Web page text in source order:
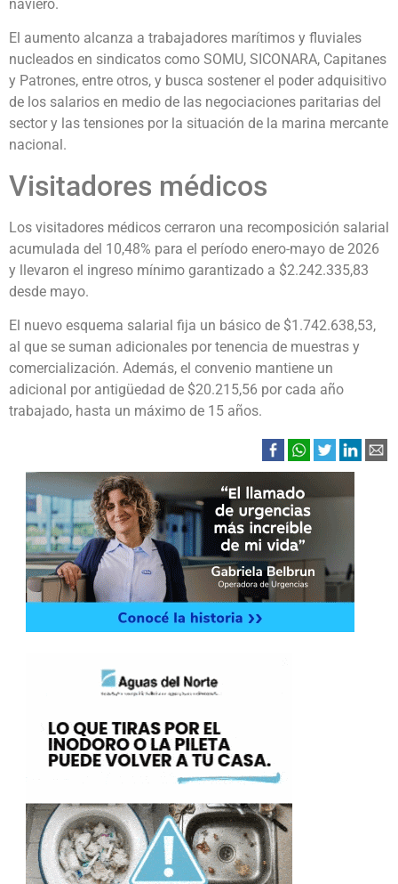
naviero.
El aumento alcanza a trabajadores marítimos y fluviales
nucleados en sindicatos como SOMU, SICONARA, Capitanes
y Patrones, entre otros, y busca sostener el poder adquisitivo
de los salarios en medio de las negociaciones paritarias del
sector y las tensiones por la situación de la marina mercante
nacional.
Visitadores médicos
Los visitadores médicos cerraron una recomposición salarial
acumulada del 10,48% para el período enero-mayo de 2026
y llevaron el ingreso mínimo garantizado a $2.242.335,83
desde mayo.
El nuevo esquema salarial fija un básico de $1.742.638,53,
al que se suman adicionales por tenencia de muestras y
comercialización. Además, el convenio mantiene un
adicional por antigüedad de $20.215,56 por cada año
trabajado, hasta un máximo de 15 años.